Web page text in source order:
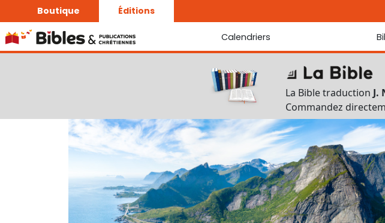
Boutique Éditions
Calendriers
La Bonne Semence
Le Seigneur est proche
Bibles
Traduction
Traduction
Ancien
Nouveau
Outils
Lexique
La Bible traduction J.
Commandez